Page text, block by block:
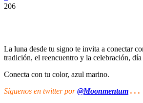
206
La luna desde tu signo te invita a conectar
tradición, el reencuentro y la celebración, día
Conecta con tu color, azul marino.
Síguenos en twitter por@Moonmentum . . .